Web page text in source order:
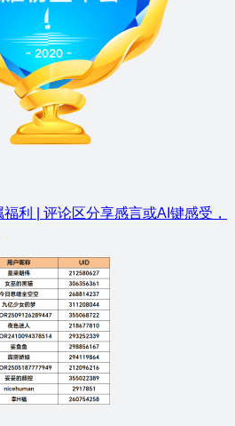
利 | 评论区分享感言或AI键感受，